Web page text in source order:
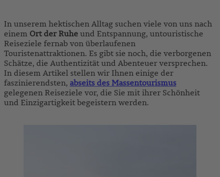
In unserem hektischen Alltag suchen viele von uns nach
einem Ort der Ruheund Entspannung, untouristische
Reiseziele fernab von überlaufenen
Touristenattraktionen. Es gibt sie noch, die verborgenen
Schätze, die Authentizität und Abenteuer versprechen.
In diesem Artikel stellen wir Ihnen einige der
faszinierendsten, abseits des Massentourismus
gelegenen Reiseziele vor, die Sie mit ihrer Schönheit
und Einzigartigkeit begeistern werden.